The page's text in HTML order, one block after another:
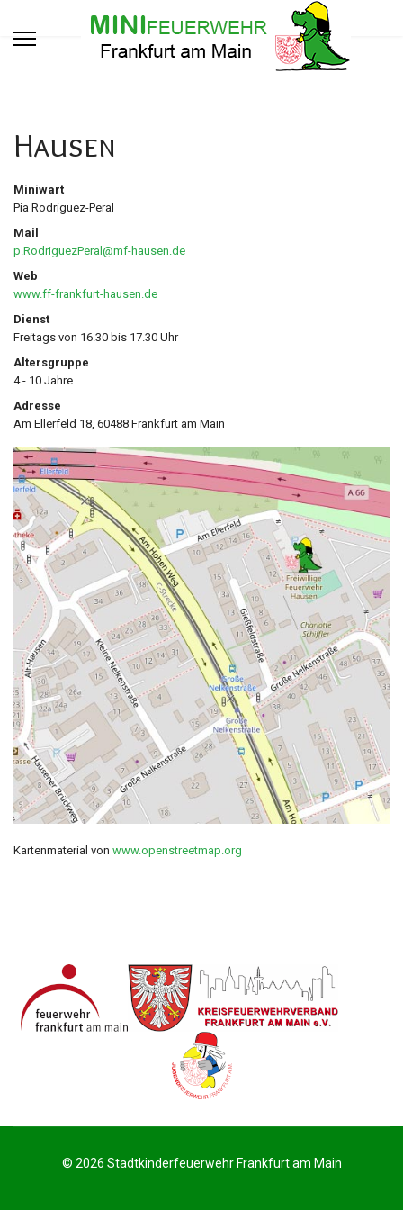
Hausen
Miniwart
Pia Rodriguez-Peral
Mail
p.RodriguezPeral@mf-hausen.de
Web
www.ff-frankfurt-hausen.de
Dienst
Freitags von 16.30 bis 17.30 Uhr
Altersgruppe
4 - 10 Jahre
Adresse
Am Ellerfeld 18, 60488 Frankfurt am Main
Kartenmaterial von www.openstreetmap.org
© 2026 Stadtkinderfeuerwehr Frankfurt am Main